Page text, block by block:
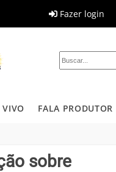
Fazer login
VIVO FALA PRODUTOR
sobre